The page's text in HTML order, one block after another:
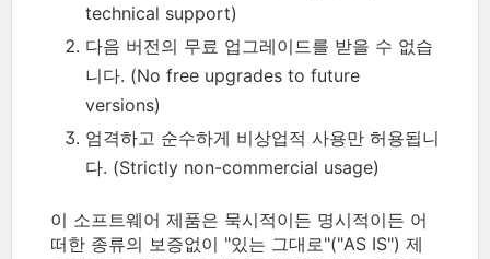
technical support)
다음 버전의 무료 업그레이드를 받을 수 없습
니다. (No free upgrades to future
versions)
엄격하고 순수하게 비상업적 사용만 허용됩니
다. (Strictly non-commercial usage)
이 소프트웨어 제품은 묵시적이든 명시적이든 어
떠한 종류의 보증없이 "있는 그대로"("AS IS") 제